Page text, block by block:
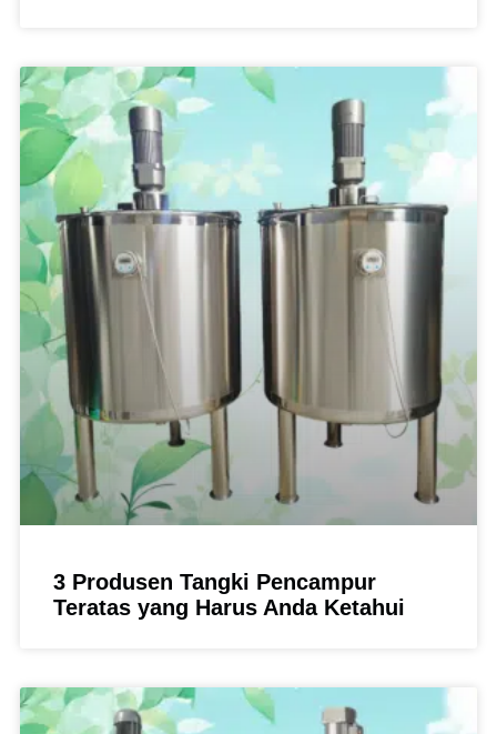
3 Produsen Tangki Pencampur
Teratas yang Harus Anda Ketahui